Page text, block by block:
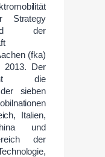
Strategy
der
(fka)
2013. Der
die
sieben
Italien,
und
der